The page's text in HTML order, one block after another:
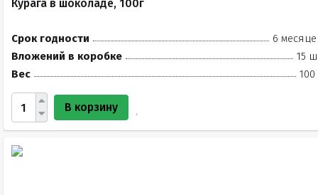
Курага в шоколаде, 100г
Срок годности
6
Вложений в коробке
15
Вес
100
В корзину